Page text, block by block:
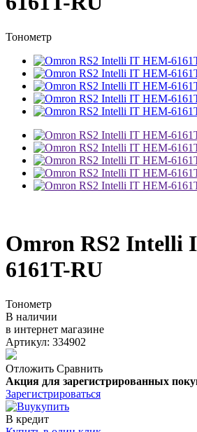
Тонометр
Omron RS2 Intelli
6161T-RU
Тонометр
В наличии
в интернет магазине
Артикул: 334902
Отложить Сравнить
Акция для зарегистрированных
Зарегистрироваться
купить
В кредит